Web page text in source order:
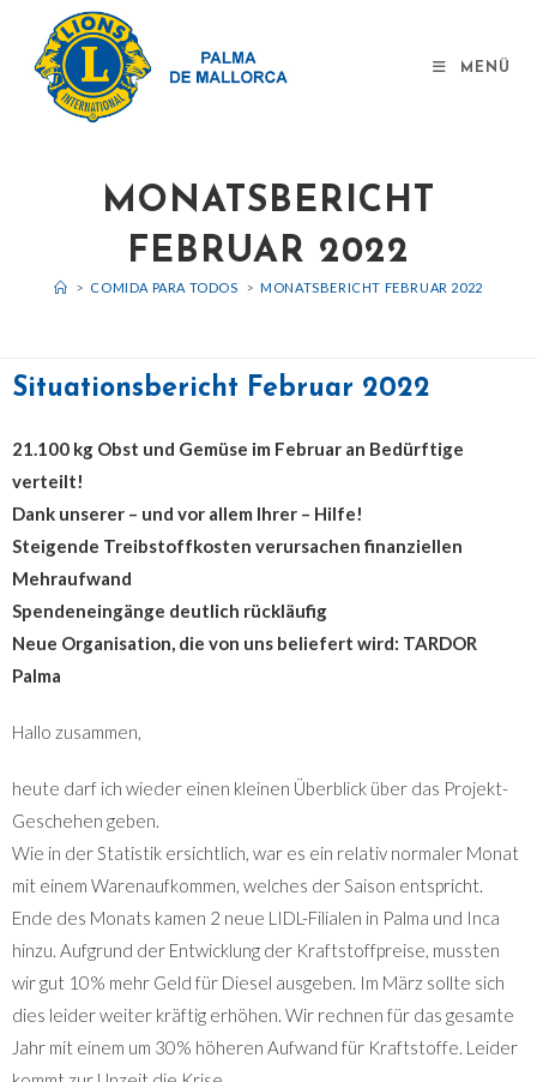
MENÜ
MONATSBERICHT
FEBRUAR 2022
> COMIDA PARA TODOS > MONATSBERICHT FEBRUAR 2022
Situationsbericht Februar 2022
21.100 kg Obst und Gemüse im Februar an Bedürftige
verteilt!
Dank unserer – und vor allem Ihrer – Hilfe!
Steigende Treibstoffkosten verursachen finanziellen
Mehraufwand
Spendeneingänge deutlich rückläufig
Neue Organisation, die von uns beliefert wird: TARDOR
Palma
Hallo zusammen,
heute darf ich wieder einen kleinen Überblick über das Projekt-
Geschehen geben.
Wie in der Statistik ersichtlich, war es ein relativ normaler Monat
mit einem Warenaufkommen, welches der Saison entspricht.
Ende des Monats kamen 2 neue LIDL-Filialen in Palma und Inca
hinzu. Aufgrund der Entwicklung der Kraftstoffpreise, mussten
wir gut 10% mehr Geld für Diesel ausgeben. Im März sollte sich
dies leider weiter kräftig erhöhen. Wir rechnen für das gesamte
Jahr mit einem um 30% höheren Aufwand für Kraftstoffe. Leider